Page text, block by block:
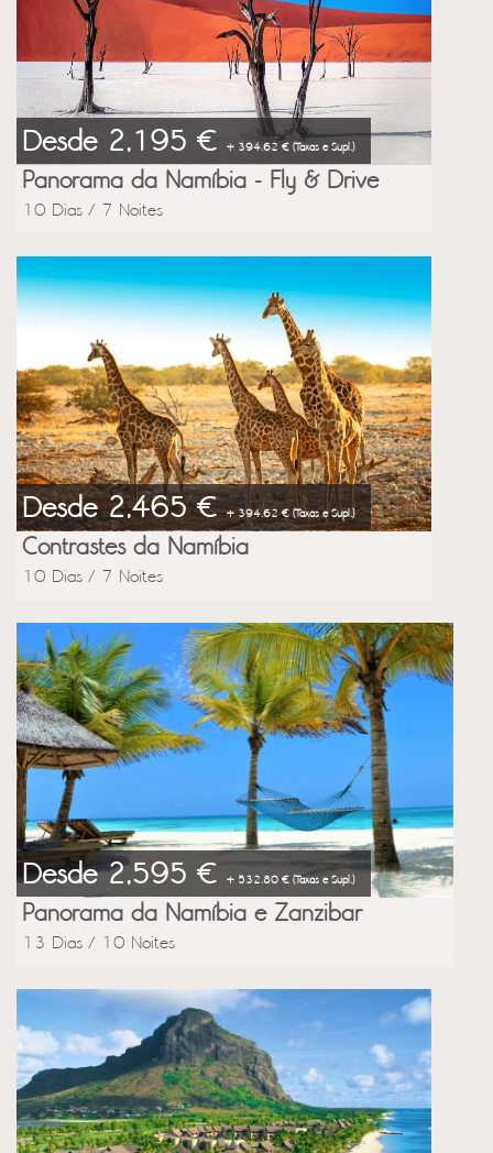
Desde 2,195 € + 394.62 € (Taxas e Supl.)
Panorama da Namíbia - Fly & Drive
10 Dias / 7 Noites
Desde 2,465 €+ 394.62 € (Taxas e Supl.)
Contrastes da Namíbia
10 Dias / 7 Noites
Desde 2,595 € + 532.80 € (Taxas e Supl.)
Panorama da Namíbia e Zanzibar
13 Dias / 10 Noites